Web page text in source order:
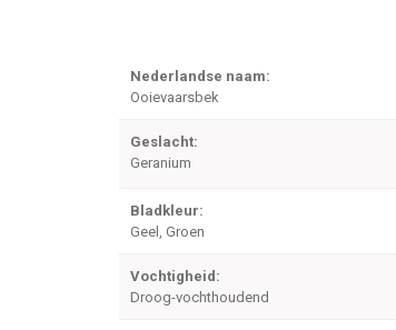
Nederlandse naam:
Ooievaarsbek
Geslacht:
Geranium
Bladkleur:
Geel, Groen
Vochtigheid:
Droog-vochthoudend